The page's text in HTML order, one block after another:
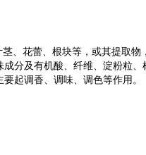
、花蕾、根块等，或其提取
分及有机酸、纤维、淀粉粒
起调香、调味、调色等作用。